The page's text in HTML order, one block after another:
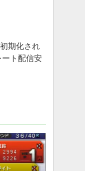
期化され
ート配信安